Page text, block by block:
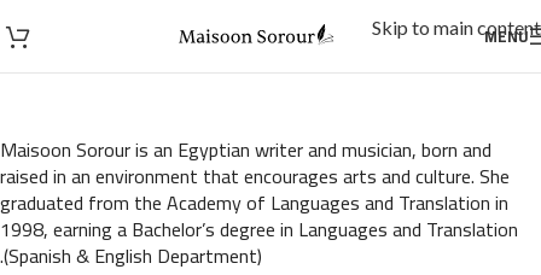
Skip to main content
MENU
Maisoon Sorour is an Egyptian writer and musician, born and
raised in an environment that encourages arts and culture. She
graduated from the Academy of Languages and Translation in
1998, earning a Bachelor’s degree in Languages and Translation
(Spanish & English Department).